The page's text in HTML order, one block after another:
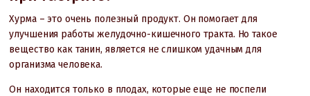
Хурма – это очень полезный продукт. Он помогает для
улучшения работы желудочно-кишечного тракта. Но такое
вещество как танин, является не слишком удачным для
организма человека.
Он находится только в плодах, которые еще не поспели